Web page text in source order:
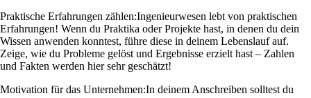
Praktische Erfahrungen zählen:Ingenieurwesen lebt von praktischen
Erfahrungen! Wenn du Praktika oder Projekte hast, in denen du dein
Wissen anwenden konntest, führe diese in deinem Lebenslauf auf.
Zeige, wie du Probleme gelöst und Ergebnisse erzielt hast – Zahlen
und Fakten werden hier sehr geschätzt!
Motivation für das Unternehmen:In deinem Anschreiben solltest du